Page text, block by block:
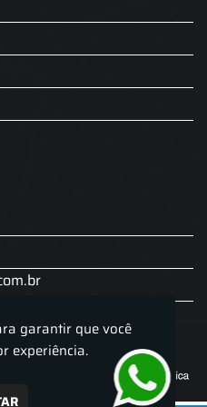
garantir que você
experiência.